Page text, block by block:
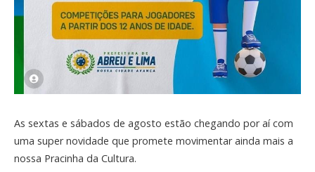
As sextas e sábados de agosto estão chegando por aí com
uma super novidade que promete movimentar ainda mais a
nossa Pracinha da Cultura.